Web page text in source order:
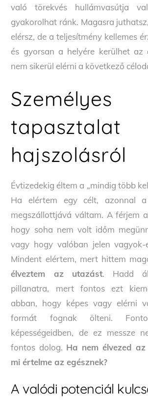
való törekvés hullámvasútja
gyakorolhat ránk. Magasra
elérsz, de a teljesítmény kellemes
és gyorsan a helyére kerülhet
nem sikerül elérni a következő
Személyes
hajszolásról
Évtizedekig éltem a „mindig több
Ha elértem egy célt, azonnal
megszállottjává váltam. A férjem
hogy soha nem volt időm
vagy hogy valóban jelen
Mindent elértem, mert hittem
élveztem az utazást. Hadd
pillanatra, mert fontos ezt
abban, hogy képes vagy elérni
formát fognak ölteni.
képességeidben, de ez messze
fontos dolog. Ha nem élvezed
mi értelme az egésznek?
A valódi potenciál